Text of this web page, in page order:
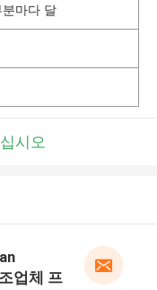
마다 달
시오
업체 프